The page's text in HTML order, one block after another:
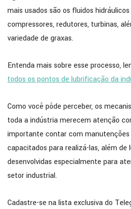
mais usados são os fluidos
compressores, redutores, turbinas,
variedade de graxas.
Entenda mais sobre esse processo,
todos os pontos de lubrificação da
Como você pôde perceber, os
toda a indústria merecem atenção
importante contar com manutenções
capacitados para realizá-las, além de
desenvolvidas especialmente para
setor industrial.
Cadastre-se na lista exclusiva do